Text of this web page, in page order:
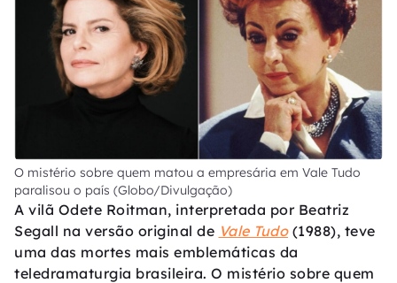
O mistério sobre quem matou a empresária em Vale Tudo
paralisou o país (Globo/Divulgação)
A vilã Odete Roitman, interpretada por Beatriz
Segall na versão original de Vale Tudo(1988), teve
uma das mortes mais emblemáticas da
teledramaturgia brasileira. O mistério sobre quem